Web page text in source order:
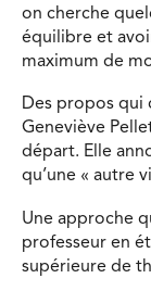
on cherche
équilibre et
maximum de
Des propos qui
Geneviève
départ. Elle
qu’une « autre
Une approche
professeur en
supérieure de